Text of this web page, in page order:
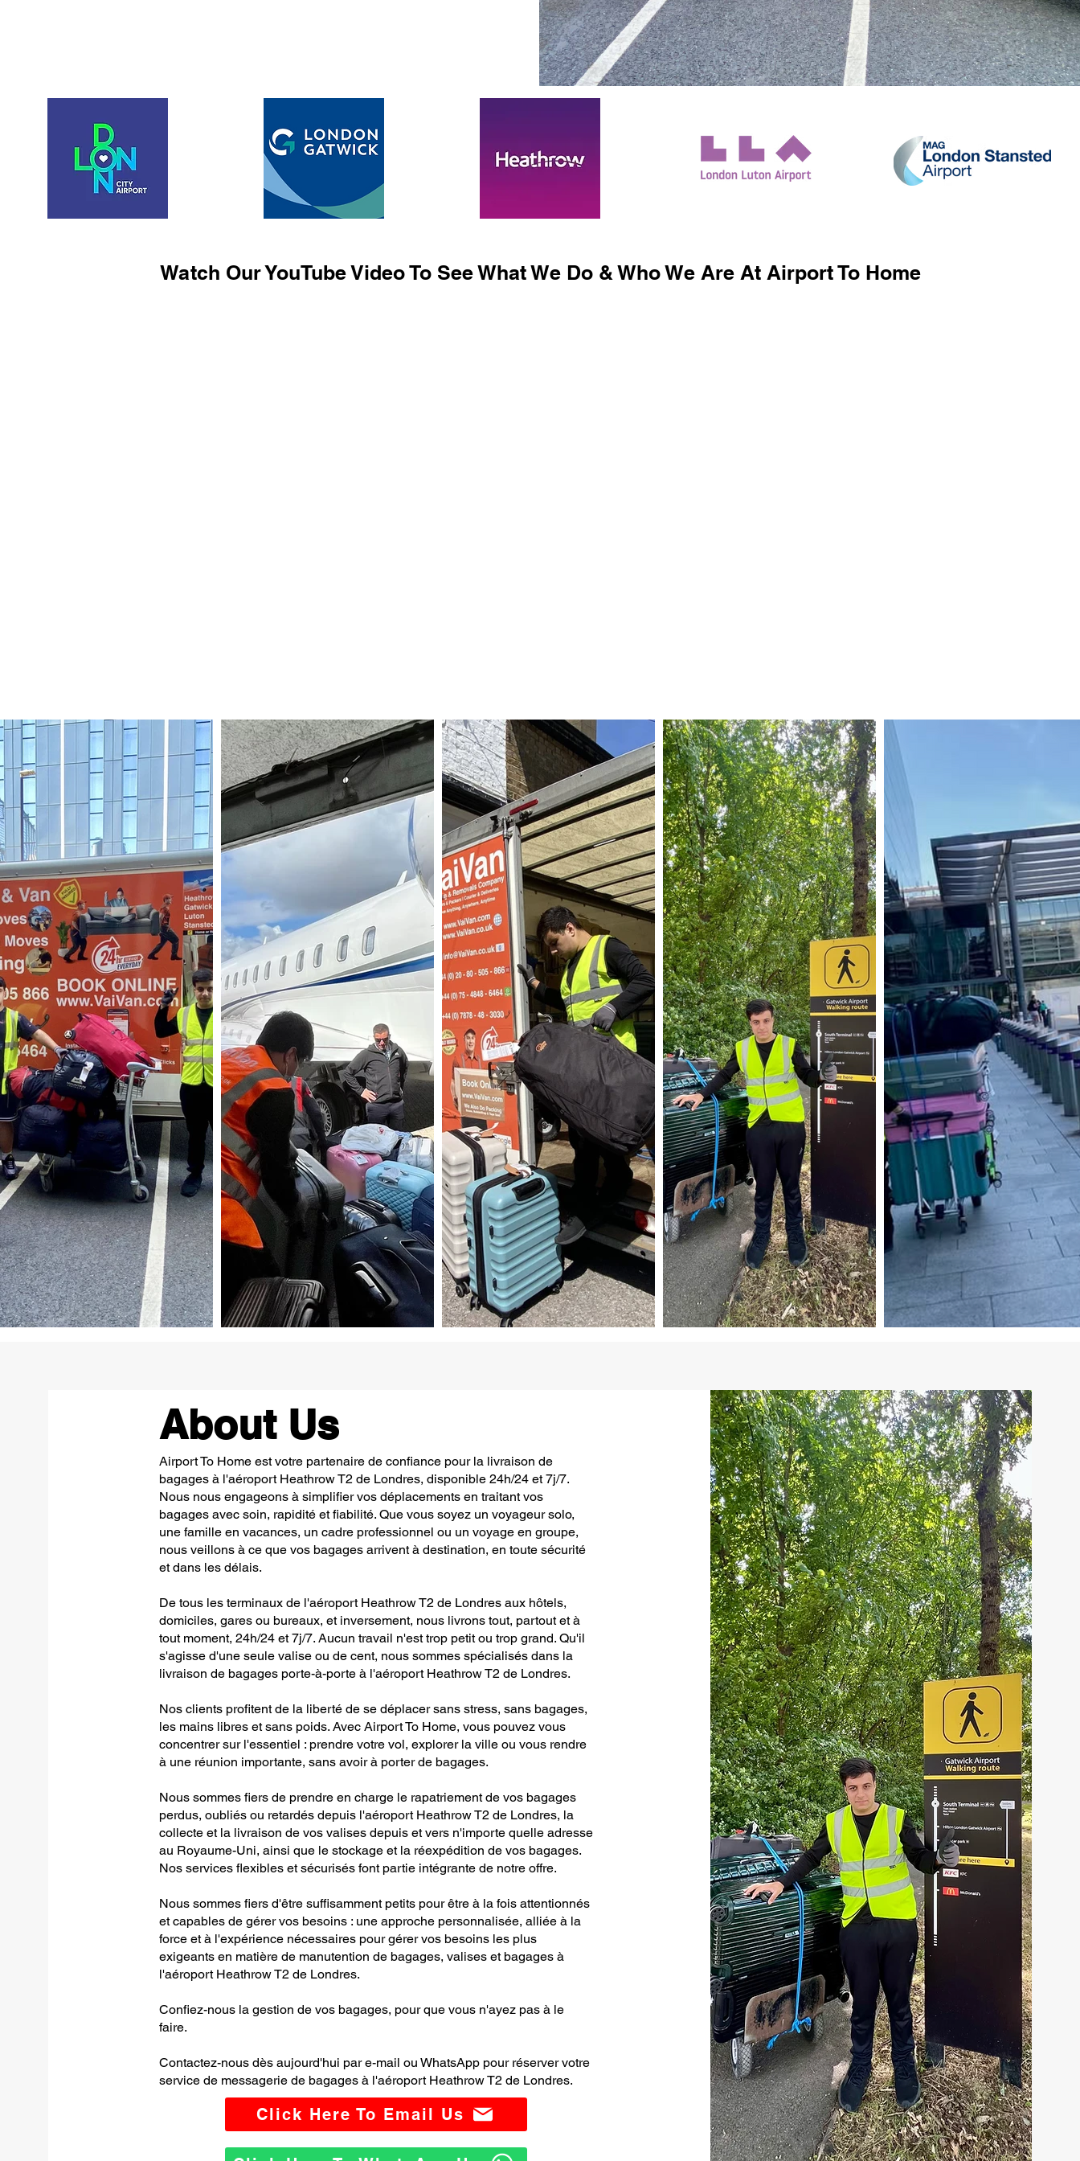
Watch Our YouTube Video To See What We Do & Who We Are At Airport To Home
About Us
Airport To Home est votre partenaire de confiance pour la livraison de
bagages à l'aéroport Heathrow T2 de Londres, disponible 24h/24 et 7j/7.
Nous nous engageons à simplifier vos déplacements en traitant vos
bagages avec soin, rapidité et fiabilité. Que vous soyez un voyageur solo,
une famille en vacances, un cadre professionnel ou un voyage en groupe,
nous veillons à ce que vos bagages arrivent à destination, en toute sécurité
et dans les délais.
De tous les terminaux de l'aéroport Heathrow T2 de Londres aux hôtels,
domiciles, gares ou bureaux, et inversement, nous livrons tout, partout et à
tout moment, 24h/24 et 7j/7. Aucun travail n'est trop petit ou trop grand. Qu'il
s'agisse d'une seule valise ou de cent, nous sommes spécialisés dans la
livraison de bagages porte-à-porte à l'aéroport Heathrow T2 de Londres.
Nos clients profitent de la liberté de se déplacer sans stress, sans bagages,
les mains libres et sans poids. Avec Airport To Home, vous pouvez vous
concentrer sur l'essentiel : prendre votre vol, explorer la ville ou vous rendre
à une réunion importante, sans avoir à porter de bagages.
Nous sommes fiers de prendre en charge le rapatriement de vos bagages
perdus, oubliés ou retardés depuis l'aéroport Heathrow T2 de Londres, la
collecte et la livraison de vos valises depuis et vers n'importe quelle adresse
au Royaume-Uni, ainsi que le stockage et la réexpédition de vos bagages.
Nos services flexibles et sécurisés font partie intégrante de notre offre.
Nous sommes fiers d'être suffisamment petits pour être à la fois attentionnés
et capables de gérer vos besoins : une approche personnalisée, alliée à la
force et à l'expérience nécessaires pour gérer vos besoins les plus
exigeants en matière de manutention de bagages, valises et bagages à
l'aéroport Heathrow T2 de Londres.
Confiez-nous la gestion de vos bagages, pour que vous n'ayez pas à le
faire.
Contactez-nous dès aujourd'hui par e-mail ou WhatsApp pour réserver votre
service de messagerie de bagages à l'aéroport Heathrow T2 de Londres.
Click Here To Email Us